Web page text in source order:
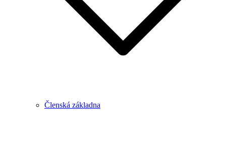
Členská základna